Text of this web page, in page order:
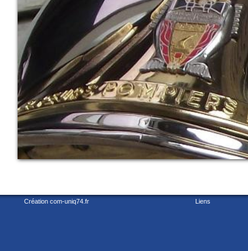
Liens
Création com-uniq74.fr